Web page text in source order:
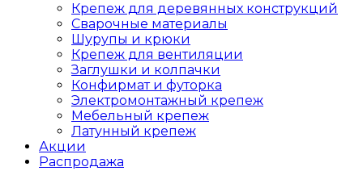
Крепеж для деревянных конструкций
Сварочные материалы
Шурупы и крюки
Крепеж для вентиляции
Заглушки и колпачки
Конфирмат и футорка
Электромонтажный крепеж
Мебельный крепеж
Латунный крепеж
Акции
Распродажа